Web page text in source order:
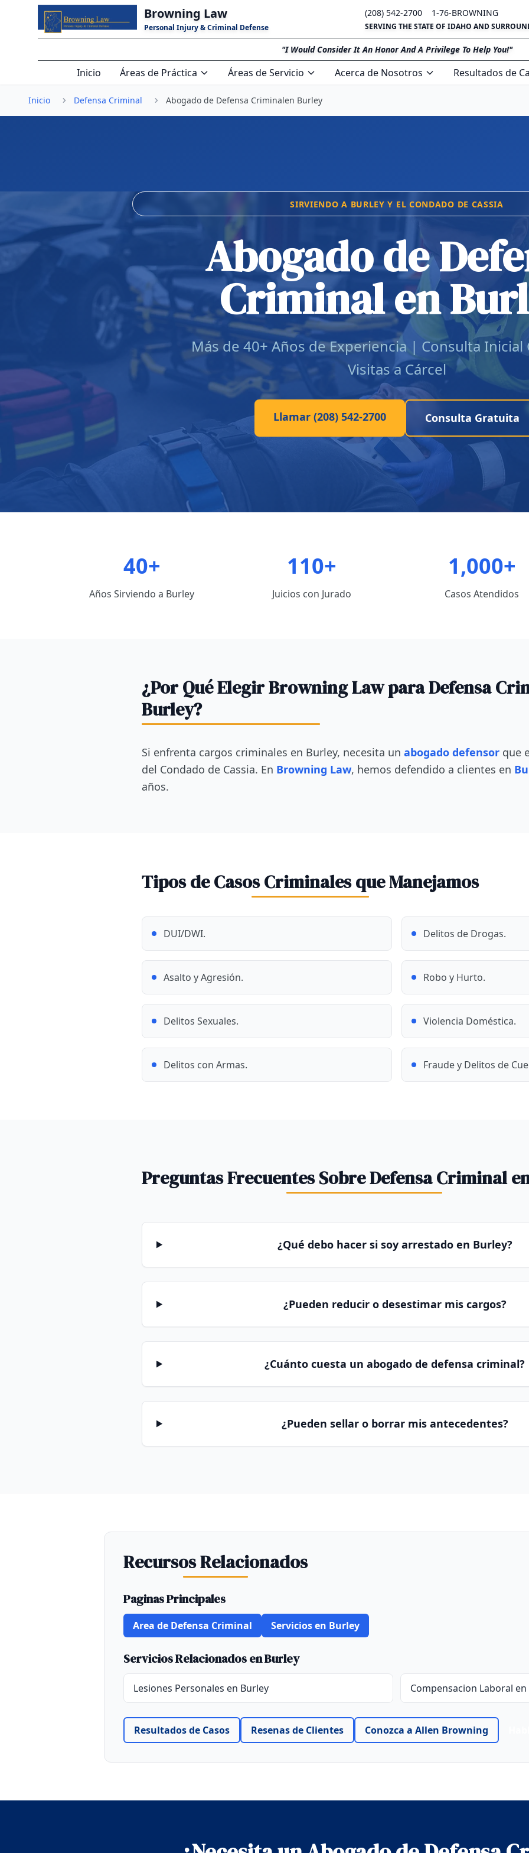
Saltar al contenido principal Browning Law
Personal Injury & Criminal Defense
(208) 542-2700 1-76-BROWNING
SERVING THE STATE OF IDAHO AND
"I Would Consider It An Honor And A Privilege To Help You!"
Inicio Áreas de Práctica Áreas de Servicio Acerca de Nosotros Resultados de
Inicio Defensa Criminal Abogado de Defensa Criminalen Burley
SIRVIENDO A BURLEY Y EL CONDADO DE CASSIA
Abogado de
Criminal en
Más de 40+ Años de Experiencia | Consulta Inicial
Visitas a Cárcel
Llamar (208) 542-2700 Consulta Gratuita
40+
Años Sirviendo a Burley
110+
Juicios con Jurado
1,000+
Casos Atendidos
¿Por Qué Elegir Browning Law para Defensa
Burley?
Si enfrenta cargos criminales en Burley, necesita un abogado defensor que
del Condado de Cassia. En Browning Law, hemos defendido a clientes en
años.
Tipos de Casos Criminales que Manejamos
DUI/DWI. Delitos de Drogas.
Asalto y Agresión. Robo y Hurto.
Delitos Sexuales. Violencia Doméstica.
Delitos con Armas. Fraude y Delitos de
Preguntas Frecuentes Sobre Defensa Criminal
¿Qué debo hacer si soy arrestado en Burley?
¿Pueden reducir o desestimar mis cargos?
¿Cuánto cuesta un abogado de defensa criminal?
¿Pueden sellar o borrar mis antecedentes?
Recursos Relacionados
Paginas Principales
Area de Defensa Criminal Servicios en Burley
Servicios Relacionados en Burley
Lesiones Personales en Burley Compensacion Laboral
Resultados de Casos Resenas de Clientes Conozca a Allen Browning